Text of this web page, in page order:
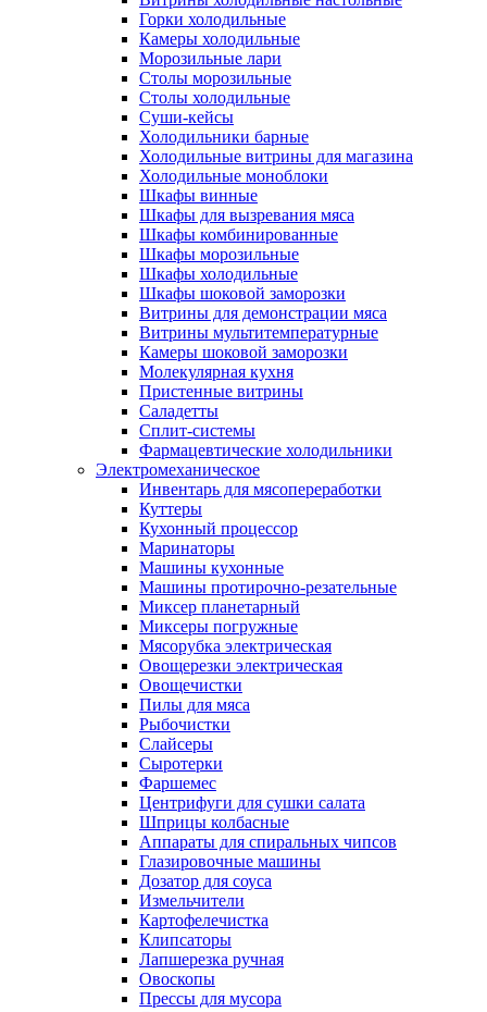
Горки холодильные
Камеры холодильные
Морозильные лари
Столы морозильные
Столы холодильные
Суши-кейсы
Холодильники барные
Холодильные витрины для магазина
Холодильные моноблоки
Шкафы винные
Шкафы для вызревания мяса
Шкафы комбинированные
Шкафы морозильные
Шкафы холодильные
Шкафы шоковой заморозки
Витрины для демонстрации мяса
Витрины мультитемпературные
Камеры шоковой заморозки
Молекулярная кухня
Пристенные витрины
Саладетты
Сплит-системы
Фармацевтические холодильники
Электромеханическое
Инвентарь для мясопереработки
Куттеры
Кухонный процессор
Маринаторы
Машины кухонные
Машины протирочно-резательные
Миксер планетарный
Миксеры погружные
Мясорубка электрическая
Овощерезки электрическая
Овощечистки
Пилы для мяса
Рыбочистки
Слайсеры
Сыротерки
Фаршемес
Центрифуги для сушки салата
Шприцы колбасные
Аппараты для спиральных чипсов
Глазировочные машины
Дозатор для соуса
Измельчители
Картофелечистка
Клипсаторы
Лапшерезка ручная
Овоскопы
Прессы для мусора